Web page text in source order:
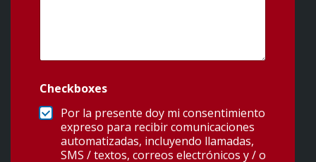
Checkboxes
Por la presente doy mi consentimiento
expreso para recibir comunicaciones
automatizadas, incluyendo llamadas,
SMS / textos, correos electrónicos y / o